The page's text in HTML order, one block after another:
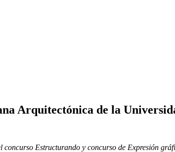
Arquitectónica de la
Estructurando y concurso de Expresión